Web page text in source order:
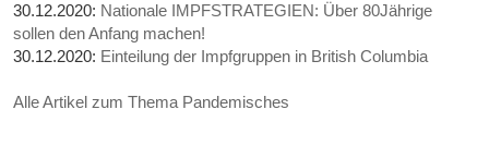
30.12.2020: Nationale IMPFSTRATEGIEN: Über 80Jährige
sollen den Anfang machen!
30.12.2020: Einteilung der Impfgruppen in British Columbia
Alle Artikel zum Thema Pandemisches